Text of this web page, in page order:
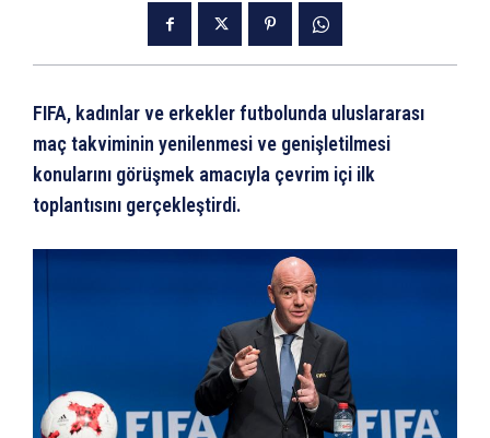
FIFA, kadınlar ve erkekler futbolunda uluslararası
maç takviminin yenilenmesi ve genişletilmesi
konularını görüşmek amacıyla çevrim içi ilk
toplantısını gerçekleştirdi.